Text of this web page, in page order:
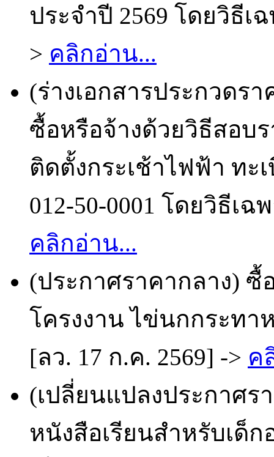
ประจำปี 2569 โดยวิธีเ
> คลิกอ่าน...
(ร่างเอกสารประกวดรา
ซื้อหรือจ้างด้วยวิธีสอบ
ติดตั้งกระเช้าไฟฟ้า ทะ
012-50-0001 โดยวิธีเฉ
คลิกอ่าน...
(ประกาศราคากลาง)
โครงงาน ไข่นกกระทา
[ลว. 17 ก.ค. 2569] -> ค
(เปลี่ยนแปลงประกาศร
หนังสือเรียนสำหรับเด็